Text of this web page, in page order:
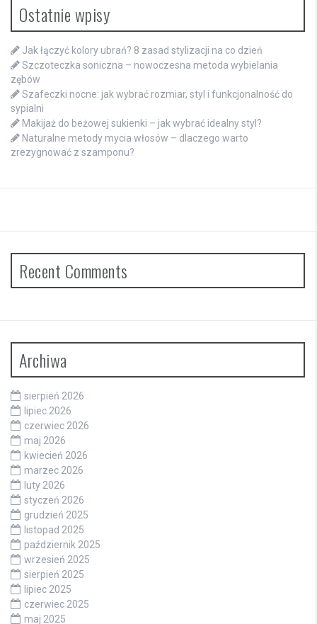
Ostatnie wpisy
Jak łączyć kolory ubrań? 8 zasad stylizacji na co dzień
Szczoteczka soniczna – nowoczesna metoda wybielania
zębów
Szafeczki nocne: jak wybrać rozmiar, styl i funkcjonalność do
sypialni
Makijaż do beżowej sukienki – jak wybrać idealny styl?
Naturalne metody mycia włosów – dlaczego warto
zrezygnować z szamponu?
Recent Comments
Archiwa
sierpień 2026
lipiec 2026
czerwiec 2026
maj 2026
kwiecień 2026
marzec 2026
luty 2026
styczeń 2026
grudzień 2025
listopad 2025
październik 2025
wrzesień 2025
sierpień 2025
lipiec 2025
czerwiec 2025
maj 2025